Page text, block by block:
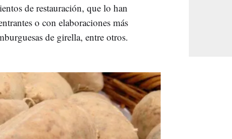
de restauración, que lo han
o con elaboraciones más
de girella, entre otros.